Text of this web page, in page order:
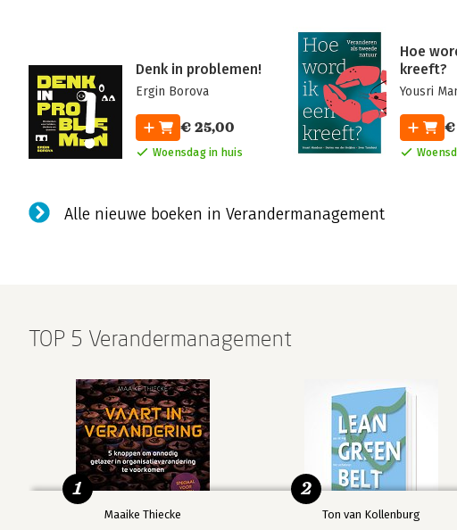
Denk in problemen!
Ergin Borova
€ 25,00
Woensdag in huis
Hoe
kreeft?
Yousri
€
Alle nieuwe boeken in Verandermanagement
TOP 5 Verandermanagement
Maaike Thiecke
1
Ton van Kollenburg
2